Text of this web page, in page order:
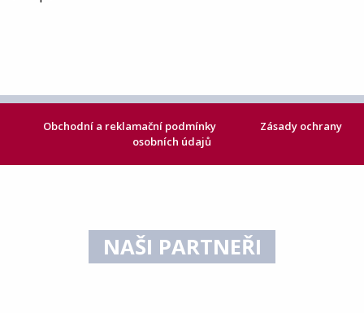
Obchodní a reklamační podmínky
Zásady ochrany
osobních údajů
NAŠI PARTNEŘI